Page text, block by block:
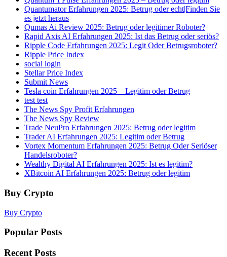
Quantumator Erfahrungen 2025: Betrug oder echt|Finden Sie
es jetzt heraus
Qumas Ai Review 2025: Betrug oder legitimer Roboter?
Rapid Axis AI Erfahrungen 2025: Ist das Betrug oder seriös?
Ripple Code Erfahrungen 2025: Legit Oder Betrugsroboter?
Ripple Price Index
social login
Stellar Price Index
Submit News
Tesla coin Erfahrungen 2025 – Legitim oder Betrug
test test
The News Spy Profit Erfahrungen
The News Spy Review
Trade NeuPro Erfahrungen 2025: Betrug oder legitim
Trader AI Erfahrungen 2025: Legitim oder Betrug
Vortex Momentum Erfahrungen 2025: Betrug Oder Seriöser
Handelsroboter?
Wealthy Digital AI Erfahrungen 2025: Ist es legitim?
XBitcoin AI Erfahrungen 2025: Betrug oder legitim
Buy Crypto
Buy Crypto
Popular Posts
Recent Posts